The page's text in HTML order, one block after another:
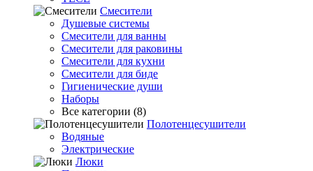
Смесители
Душевые системы
Смесители для ванны
Смесители для раковины
Смесители для кухни
Смесители для биде
Гигиенические души
Наборы
Все категории (8)
Полотенцесушители
Водяные
Электрические
Люки